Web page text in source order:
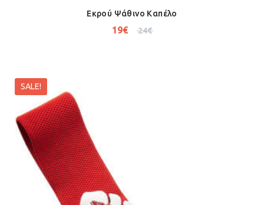
Εκρού Ψάθινο Καπέλο
24€
19€
SALE!